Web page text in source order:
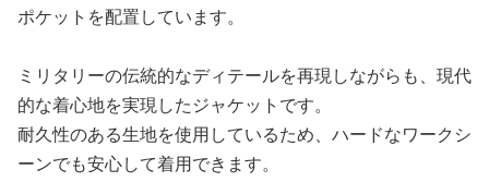
ポケットを配置しています。
ミリタリーの伝統的なディテールを再現しながらも、現代
的な着心地を実現したジャケットです。
耐久性のある生地を使用しているため、ハードなワークシ
ーンでも安心して着用できます。